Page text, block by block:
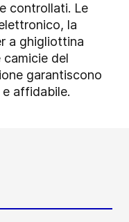
controllati. Le
la
a ghigliottina
del
garantiscono
affidabile.